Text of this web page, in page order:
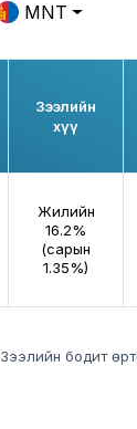
MNT
Зээлийн
хүү
Жилийн
16.2%
(сарын
1.35%)
Зээлийн бодит